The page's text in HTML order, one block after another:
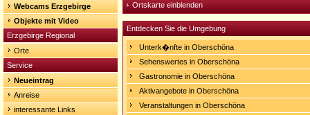
Webcams Erzgebirge
Objekte mit Video
Erzgebirge Regional
Orte
Service
Neueintrag
Anreise
interessante Links
Ortskarte einblenden
Entdecken Sie die Umgebung
Unterk�nfte in Oberschöna
Sehenswertes in Oberschöna
Gastronomie in Oberschöna
Aktivangebote in Oberschöna
Veranstaltungen in Oberschöna